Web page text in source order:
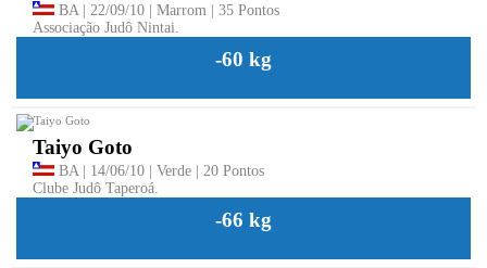
BA | 22/09/10 | Marrom | 35 Pontos
Associação Judô Nintai.
-60 kg
Taiyo Goto
BA | 14/06/10 | Verde | 20 Pontos
Clube Judô Taperoá.
-66 kg